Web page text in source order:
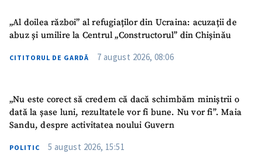
„Al doilea război” al refugiaților din Ucraina: acuzații de
abuz și umilire la Centrul „Constructorul” din Chișinău
CITITORUL DE GARDĂ 7 august 2026, 08:06
„Nu este corect să credem că dacă schimbăm miniștrii o
dată la șase luni, rezultatele vor fi bune. Nu vor fi”. Maia
Sandu, despre activitatea noului Guvern
POLITIC 5 august 2026, 15:51
CONTACT SURSĂ
Email+ Emailul meu